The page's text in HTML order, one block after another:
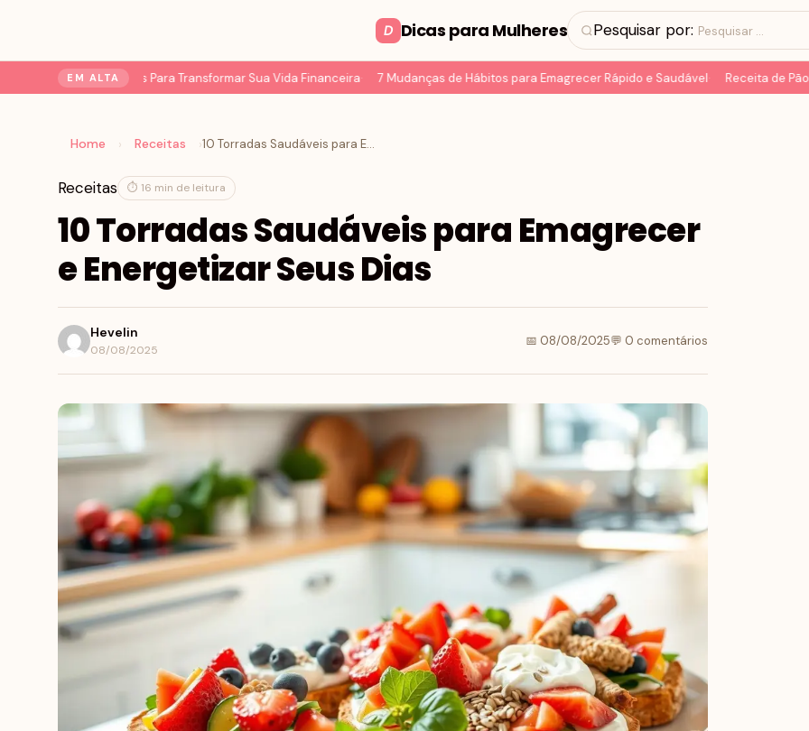
D Dicas para Mulheres Pesquisar por:
EM ALTA
Dinheiro: 7 Passos Para Transformar Sua Vida Financeira 7 Mudanças de Hábitos para Emagrecer Rápido e Saudável Receita de Pão
Home › Receitas › 10 Torradas Saudáveis para Emagrecer e Energetizar Seus Dias
Receitas ⏱ 16 min de leitura
10 Torradas Saudáveis para Emagrecer
e Energetizar Seus Dias
Hevelin
08/08/2025
📅 08/08/2025💬 0 comentários